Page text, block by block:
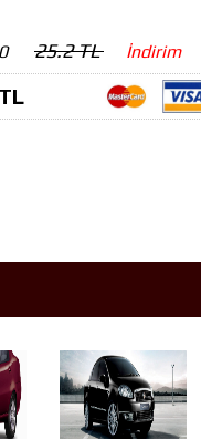
25.2 TL İndirim